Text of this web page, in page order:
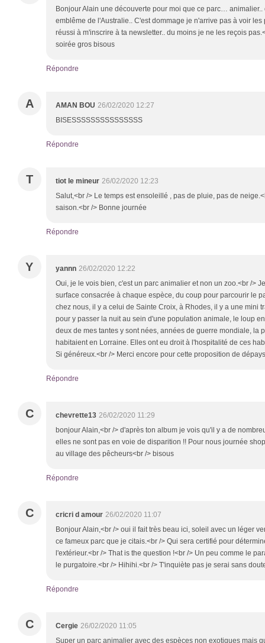
Bonjour Alain une découverte pour moi que ce parc…
emblême de l'Australie.. C'est dommage je n'arrive pas à voir
réussi à m'inscrire à ta newsletter.. du moins je ne les reçois
soirée gros bisous
Répondre
A AMAN BOU 26/02/2020 12:27
BISESSSSSSSSSSSSSSS
Répondre
T tiot le mineur 26/02/2020 12:23
Salut,<br /> Le temps est ensoleillé , pas de pluie, pas de
saison.<br /> Bonne journée
Répondre
Y yannn 26/02/2020 12:22
Oui, je le vois bien, c'est un parc animalier et non un zoo.<br />
surface consacrée à chaque espèce, du coup pour parcourir le
chez nous, il y a celui de Sainte Croix, à Rhodes, il y a une mini
pour y passer la nuit au sein d'une population animale, le loup
deux de mes tantes y sont nées, années de guerre mondiale, la
habitaient en Lorraine. Elles ont eu droit à l'hospitalité de ces
Si généreux.<br /> Merci encore pour cette proposition de
Répondre
C chevrette13 26/02/2020 11:29
bonjour Alain,<br /> d'après ton album je vois qu'il y a de
elles ne sont pas en voie de disparition !! Pour nous journée
au village des pêcheurs<br /> bisous
Répondre
C cricri d amour 26/02/2020 11:07
Bonjour Alain,<br /> oui il fait très beau ici, soleil avec un léger
ce fameux parc que je citais.<br /> Qui sera certifié pour
l'extérieur.<br /> That is the question !<br /> Un peu comme le
le purgatoire.<br /> Hihihi.<br /> T'inquiète pas je serai sans
Répondre
C Cergie 26/02/2020 11:05
Super un parc animalier avec des espèces non exotiques mais